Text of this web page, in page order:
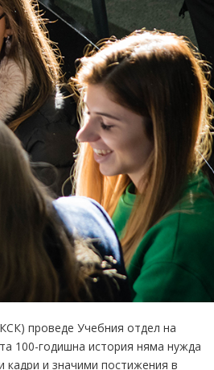
проведе Учебния отдел на
100-годишна история няма нужда
кадри и значими постижения в